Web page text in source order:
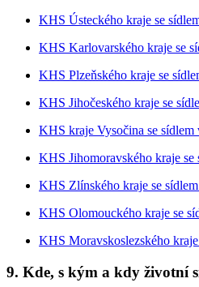
KHS Ústeckého kraje se
KHS Karlovarského kraje se
KHS Plzeňského kraje se
KHS Jihočeského kraje se
KHS kraje Vysočina se sídlem
KHS Jihomoravského kraje se
KHS Zlínského kraje se
KHS Olomouckého kraje se
KHS Moravskoslezského
9. Kde, s kým a kdy životní